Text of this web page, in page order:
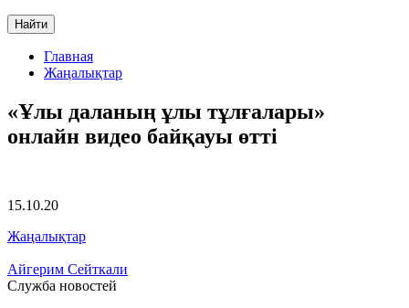
Найти
Главная
Жаңалықтар
«Ұлы даланың ұлы тұлғалары»
онлайн видео байқауы өтті
15.10.20
Жаңалықтар
Айгерим Сейткали
Служба новостей